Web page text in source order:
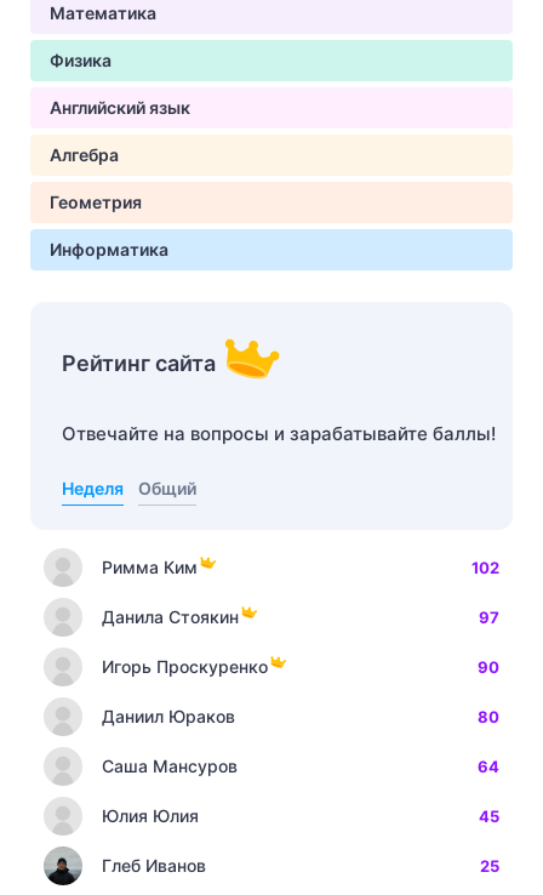
Математика
Физика
Английский язык
Алгебра
Геометрия
Информатика
Рейтинг сайта
Отвечайте на вопросы и зарабатывайте баллы!
Неделя Общий
Римма Ким 102
Данила Стоякин 97
Игорь Проскуренко 90
Даниил Юраков 80
Саша Мансуров 64
Юлия Юлия 45
Глеб Иванов 25